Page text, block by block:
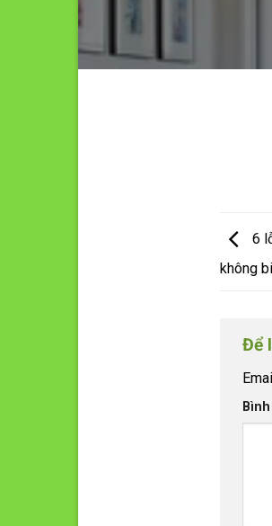
6
không
Để